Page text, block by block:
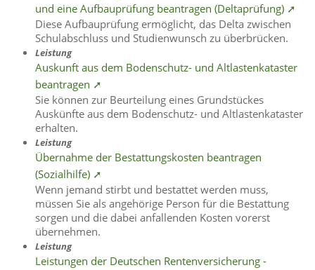
und eine Aufbauprüfung beantragen (Deltaprüfung) ➚
Diese Aufbauprüfung ermöglicht, das Delta zwischen
Schulabschluss und Studienwunsch zu überbrücken.
Leistung
Auskunft aus dem Bodenschutz- und Altlastenkataster
beantragen ➚
Sie können zur Beurteilung eines Grundstückes
Auskünfte aus dem Bodenschutz- und Altlastenkataster
erhalten.
Leistung
Übernahme der Bestattungskosten beantragen
(Sozialhilfe) ➚
Wenn jemand stirbt und bestattet werden muss,
müssen Sie als angehörige Person für die Bestattung
sorgen und die dabei anfallenden Kosten vorerst
übernehmen.
Leistung
Leistungen der Deutschen Rentenversicherung -